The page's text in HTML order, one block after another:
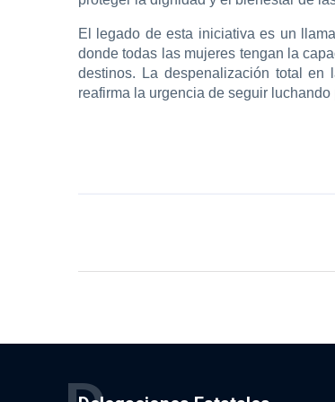
El legado de esta iniciativa es un
donde todas las mujeres tengan la
destinos. La despenalización total
reafirma la urgencia de seguir